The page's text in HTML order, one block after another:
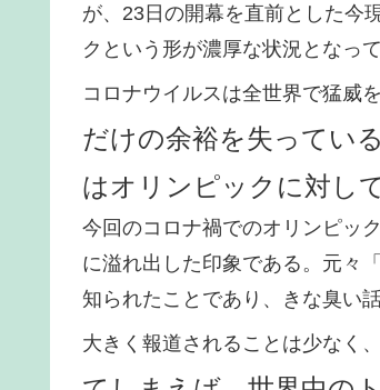
が、23日の開幕を直前とした今
クという形が濃厚な状況となって
コロナウイルスは全世界で猛威
だけの余裕を失ってい
はオリンピックに対し
今回のコロナ禍でのオリンピッ
に溢れ出した印象である。元々
知られたことであり、きな臭い
大きく報道されることは少なく、